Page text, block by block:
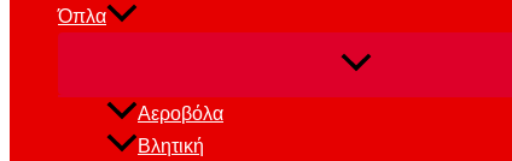
Όπλα
Αεροβόλα
Βλητική